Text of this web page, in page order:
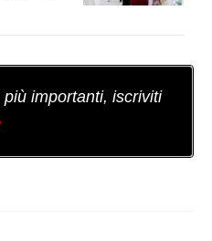
importanti, iscriviti